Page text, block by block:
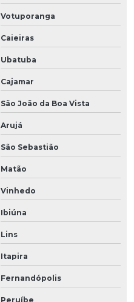
Votuporanga
Caieiras
Ubatuba
Cajamar
São João da Boa Vista
Arujá
São Sebastião
Matão
Vinhedo
Ibiúna
Lins
Itapira
Fernandópolis
Peruíbe